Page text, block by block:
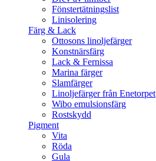
Fönstertätningslist
Linisolering
Färg & Lack
Ottosons linoljefärger
Konstnärsfärg
Lack & Fernissa
Marina färger
Slamfärger
Linoljefärger från Enetorpet
Wibo emulsionsfärg
Rostskydd
Pigment
Vita
Röda
Gula